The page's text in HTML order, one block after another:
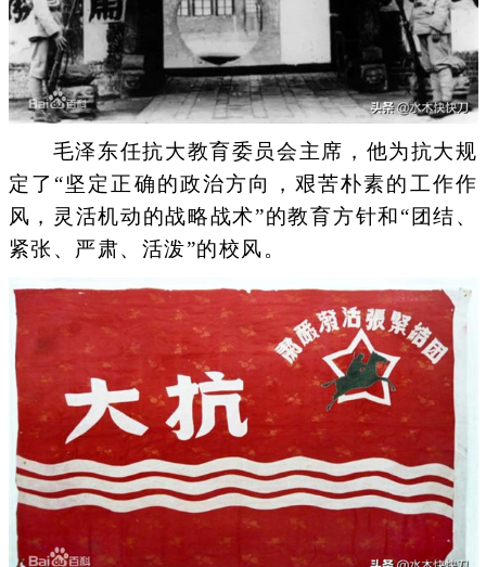
毛泽东任抗大教育委员会主席，他为抗大规
定了“坚定正确的政治方向，艰苦朴素的工作作
风，灵活机动的战略战术”的教育方针和“团结、
紧张、严肃、活泼”的校风。